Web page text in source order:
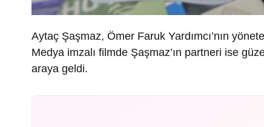
Aytaç Şaşmaz, Ömer Faruk Yardımcı’nın
Medya imzalı filmde Şaşmaz’ın partneri ise
araya geldi.